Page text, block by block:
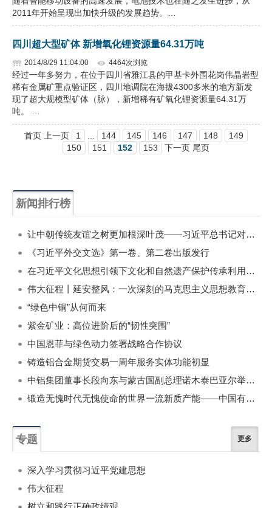
2011年开始呈现出加快升级的发展趋势。…
四川超大型矿体 新增氧化锂资源量64.31万吨
2014/8/29 11:04:00 4464次浏览
经过一年多努力，在位于四川省雅江县的甲基卡外围花岗伟晶岩型
稀有金属矿重点验证区，四川地调院在海拔4300多米的地方新发
现了超大规模型矿体（脉），新增稀有矿氧化锂资源量64.31万
吨。 …
首页 上一页 1 144 145 146 147 148
149
150
151 152 153 下一页 尾页
新闻排行榜
让中朝传统友谊之树更加根深叶茂——习近平总书记对朝鲜进行国事访问纪实
《习近平外交文选》第一卷、第二卷出版发行
在习近平文化思想引领下文化和自然遗产保护传承利用工作开创新局面
伟大征程丨延安整风：一次深刻的马克思主义思想教育运动
“绿色中铜”从何而来
紫金矿业：高位进阶后的“韧性突围”
中国恩菲与绿色动力签署战略合作协议
铸造铝合金期货交易一周年服务实体功能初显
中铝集团董事长段向东与蒙古国副总理诺木泰巴亚尔举行会谈
锻造无愧时代无愧使命的世界一流新质产能——中国有色金属工业的战略应对与破局之道（二）
专题 更多
深入学习贯彻习近平党建思想
伟大征程